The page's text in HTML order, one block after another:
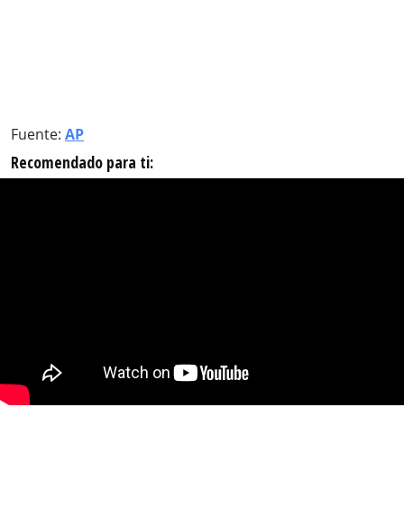
Fuente: AP
Recomendado para ti: